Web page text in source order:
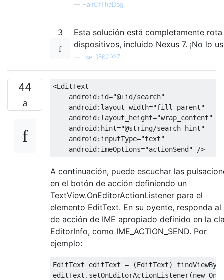
— HairOfTheDog
3
Esta solución está completamente
dispositivos, incluido Nexus 7. ¡No lo
user3562927
44
<EditText
android:id="@+id/search"
android:layout_width="fill_parent"
android:layout_height="wrap_content"
android:hint="@string/search_hint"
android:inputType="text"
android:imeOptions="actionSend" />
A continuación, puede escuchar las
en el botón de acción definiendo un
TextView.OnEditorActionListener para el
elemento EditText. En su oyente, responda al
de acción de IME apropiado definido en la
EditorInfo, como IME_ACTION_SEND. Por
ejemplo:
EditText editText = (EditText)
editText . setOnEditorActionListener(new